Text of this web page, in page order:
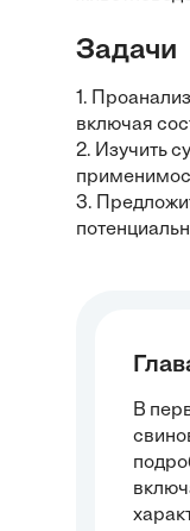
Задачи
1.
включая
2. Изучить
3.
В